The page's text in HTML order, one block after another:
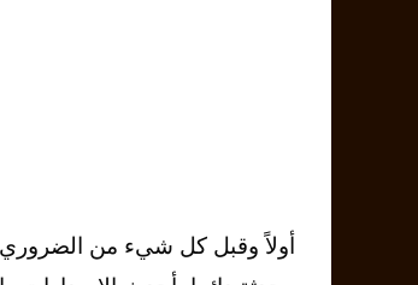
أولاً وقبل كل شيء من الضروري